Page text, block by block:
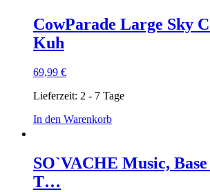
CowParade Large Sky
Kuh
69,99 €
Lieferzeit: 2 - 7 Tage
In den Warenkorb
SO`VACHE Music,
T…